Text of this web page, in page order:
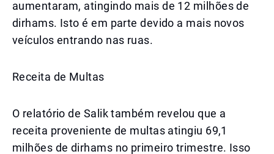
aumentaram, atingindo mais de 12 milhões de
dirhams. Isto é em parte devido a mais novos
veículos entrando nas ruas.
Receita de Multas
O relatório de Salik também revelou que a
receita proveniente de multas atingiu 69,1
milhões de dirhams no primeiro trimestre. Isso